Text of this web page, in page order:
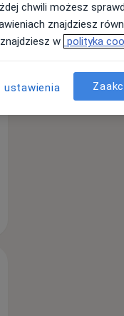
chwili możesz
znajdziesz
w polityka
ustawienia